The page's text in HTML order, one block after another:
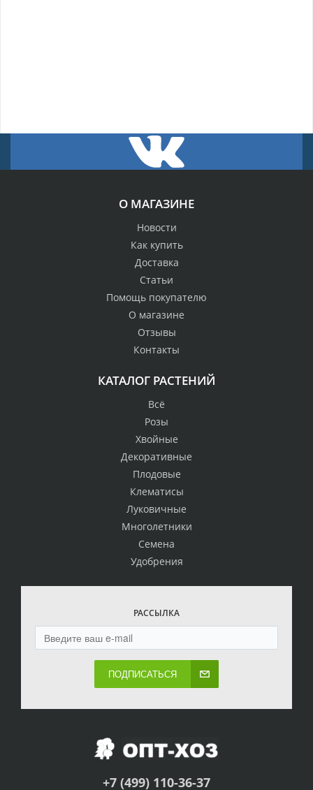
О МАГАЗИНЕ
Новости
Как купить
Доставка
Статьи
Помощь покупателю
О магазине
Отзывы
Контакты
КАТАЛОГ РАСТЕНИЙ
Всё
Розы
Хвойные
Декоративные
Плодовые
Клематисы
Луковичные
Многолетники
Семена
Удобрения
РАССЫЛКА
ПОДПИСАТЬСЯ
+7 (499) 110-36-37